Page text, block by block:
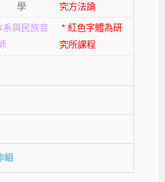
學
究方法論
系與民族音
*紅色字體為研
究所課程
組